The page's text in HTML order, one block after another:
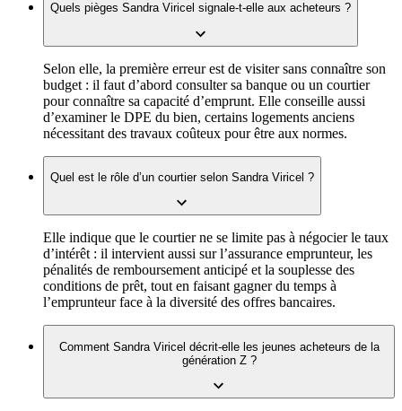
Quels pièges Sandra Viricel signale-t-elle aux acheteurs ?
Selon elle, la première erreur est de visiter sans connaître son
budget : il faut d’abord consulter sa banque ou un courtier
pour connaître sa capacité d’emprunt. Elle conseille aussi
d’examiner le DPE du bien, certains logements anciens
nécessitant des travaux coûteux pour être aux normes.
Quel est le rôle d’un courtier selon Sandra Viricel ?
Elle indique que le courtier ne se limite pas à négocier le taux
d’intérêt : il intervient aussi sur l’assurance emprunteur, les
pénalités de remboursement anticipé et la souplesse des
conditions de prêt, tout en faisant gagner du temps à
l’emprunteur face à la diversité des offres bancaires.
Comment Sandra Viricel décrit-elle les jeunes acheteurs de la
génération Z ?